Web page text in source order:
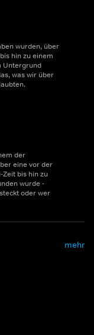
wurden, über
hin zu einem
Untergrund
was wir über
der
eine vor der
Zeit bis hin zu
wurde -
oder wer
mehr